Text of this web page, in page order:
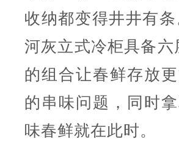
收纳都变得井井有
河灰立式冷柜具备
的组合让春鲜存放
的串味问题，同时
味春鲜就在此时。